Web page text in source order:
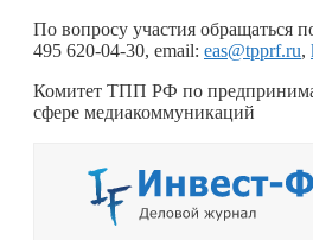
По вопросу участия обращаться
495 620-04-30, email: eas@tpprf.ru,
Комитет ТПП РФ по
сфере медиакоммуникаций